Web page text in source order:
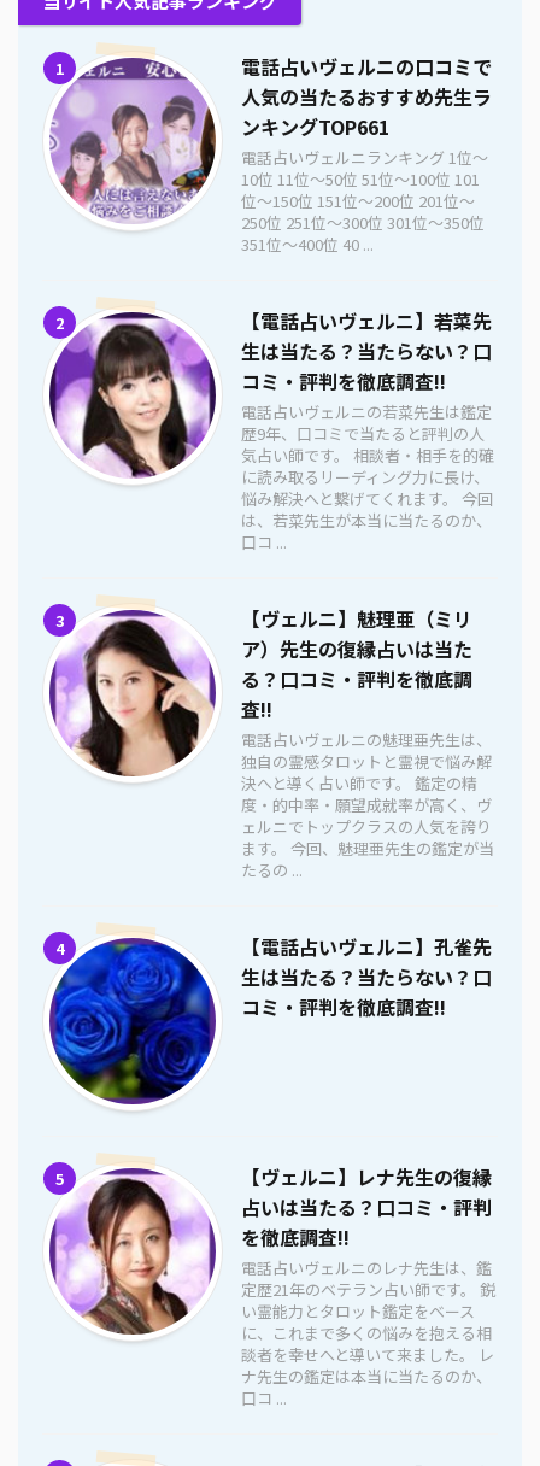
1
電話占いヴェルニの口コミで
人気の当たるおすすめ先生ラ
ンキングTOP661
電話占いヴェルニランキング 1位〜
10位 11位〜50位 51位〜100位 101
位〜150位 151位〜200位 201位〜
250位 251位〜300位 301位〜350位
351位〜400位 40 ...
2
【電話占いヴェルニ】若菜先
生は当たる？当たらない？口
コミ・評判を徹底調査!!
電話占いヴェルニの若菜先生は鑑定
歴9年、口コミで当たると評判の人
気占い師です。 相談者・相手を的確
に読み取るリーディング力に長け、
悩み解決へと繋げてくれます。 今回
は、若菜先生が本当に当たるのか、
口コ ...
3
【ヴェルニ】魅理亜（ミリ
ア）先生の復縁占いは当た
る？口コミ・評判を徹底調
査!!
電話占いヴェルニの魅理亜先生は、
独自の霊感タロットと霊視で悩み解
決へと導く占い師です。 鑑定の精
度・的中率・願望成就率が高く、ヴ
ェルニでトップクラスの人気を誇り
ます。 今回、魅理亜先生の鑑定が当
たるの ...
4
【電話占いヴェルニ】孔雀先
生は当たる？当たらない？口
コミ・評判を徹底調査!!
5
【ヴェルニ】レナ先生の復縁
占いは当たる？口コミ・評判
を徹底調査!!
電話占いヴェルニのレナ先生は、鑑
定歴21年のベテラン占い師です。 鋭
い霊能力とタロット鑑定をベース
に、これまで多くの悩みを抱える相
談者を幸せへと導いて来ました。 レ
ナ先生の鑑定は本当に当たるのか、
口コ ...